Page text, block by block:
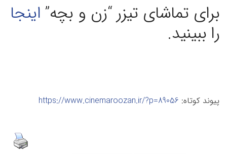
برای تماشای تیزر “زن و بچه” اینجا
را ببینید.
پیوند کوتاه: https://www.cinemaroozan.ir/?p=89056